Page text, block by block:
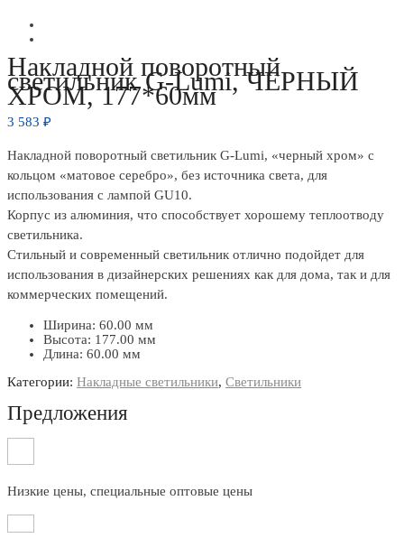
Накладной поворотный
светильник G-Lumi, ЧЕРНЫЙ
ХРОМ, 177*60мм
3 583 ₽
Накладной поворотный светильник G-Lumi, «черный хром» с
кольцом «матовое серебро», без источника света, для
использования с лампой GU10.
Корпус из алюминия, что способствует хорошему теплоотводу
светильника.
Стильный и современный светильник отлично подойдет для
использования в дизайнерских решениях как для дома, так и для
коммерческих помещений.
Ширина: 60.00 мм
Высота: 177.00 мм
Длина: 60.00 мм
Категории: Накладные светильники, Светильники
Предложения
Низкие цены, специальные оптовые цены